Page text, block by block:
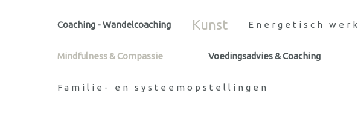
Coaching - Wandelcoaching Kunst Energetisch werk
Mindfulness & Compassie Voedingsadvies & Coaching
Familie- en systeemopstellingen